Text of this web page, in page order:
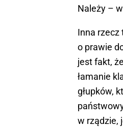
Należy –
Inna rzecz
o prawie
jest fakt,
łamanie
głupków,
w rządzie,